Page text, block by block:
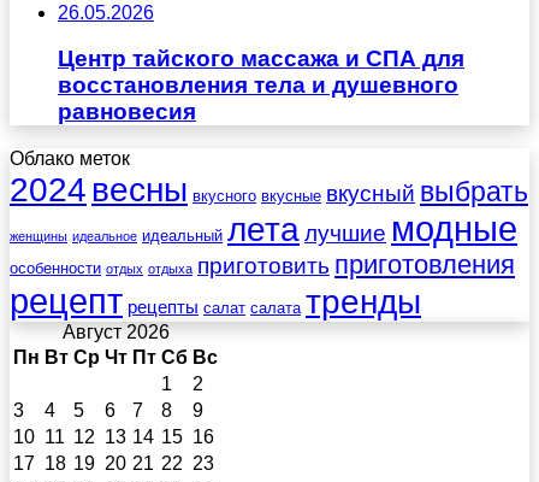
26.05.2026
Центр тайского массажа и СПА для
восстановления тела и душевного
равновесия
Облако меток
2024 весны вкусного вкусные вкусный выбрать
женщины идеальное идеальный леталучшие модные
особенности отдых отдыха приготовить приготовления
рецепт рецепты салат салата тренды
Август 2026
Пн Вт Ср Чт Пт Сб Вс
1
2
3
4 5 6 7 8
9
10 11 12 13 14 15 16
17 18 19 20 21 22 23